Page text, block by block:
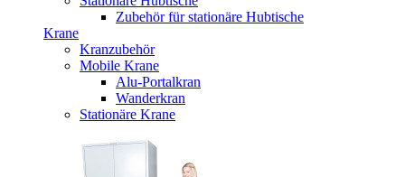
Zubehör für stationäre Hubtische
Krane
Kranzubehör
Mobile Krane
Alu-Portalkran
Wanderkran
Stationäre Krane